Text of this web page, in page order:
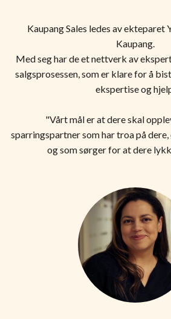
Kaupang Sales ledes av ekteparet
Kaupang.
Med seg har de et nettverk av
salgsprosessen, som er klare for å
ekspertise og
"Vårt mål er at dere skal
sparringspartner som har troa på
og som sørger for at dere